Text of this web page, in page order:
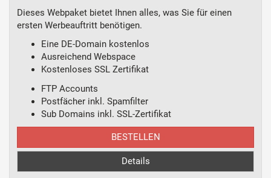
Dieses Webpaket bietet Ihnen alles, was Sie für einen
ersten Werbeauftritt benötigen.
Eine DE-Domain kostenlos
Ausreichend Webspace
Kostenloses SSL Zertifikat
FTP Accounts
Postfächer inkl. Spamfilter
Sub Domains inkl. SSL-Zertifikat
BESTELLEN
Details